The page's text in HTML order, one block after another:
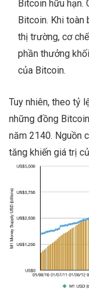
Bitcoin hữu
Bitcoin. Khi
thị trường, cơ
phần thưởng
của Bitcoin.
Tuy nhiên, theo tỷ
những đồng
năm 2140. Nguồn
tăng khiến giá trị